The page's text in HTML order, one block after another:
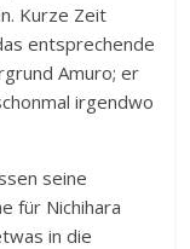
Kurze Zeit
entsprechende
Amuro; er
irgendwo
seine
für Nichihara
in die